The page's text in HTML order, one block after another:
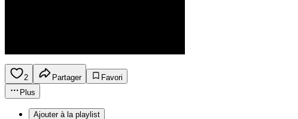
2 Partager
Favori
Plus
Ajouter à la playlist